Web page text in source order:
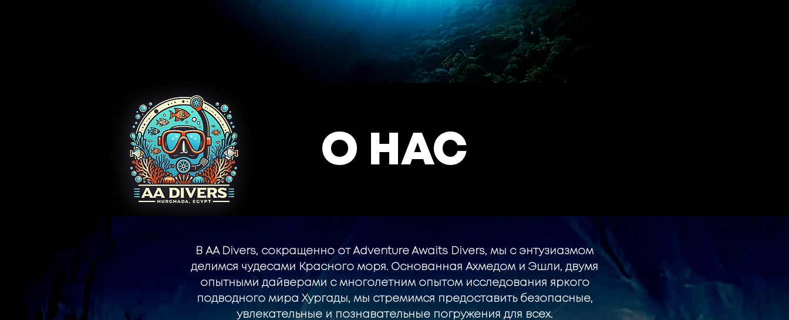
О НАС
В AA Divers, сокращенно от Adventure Awaits Divers, мы с энтузиазмом
делимся чудесами Красного моря. Основанная Ахмедом и Эшли, двумя
опытными дайверами с многолетним опытом исследования яркого
подводного мира Хургады, мы стремимся предоставить безопасные,
увлекательные и познавательные погружения для всех.